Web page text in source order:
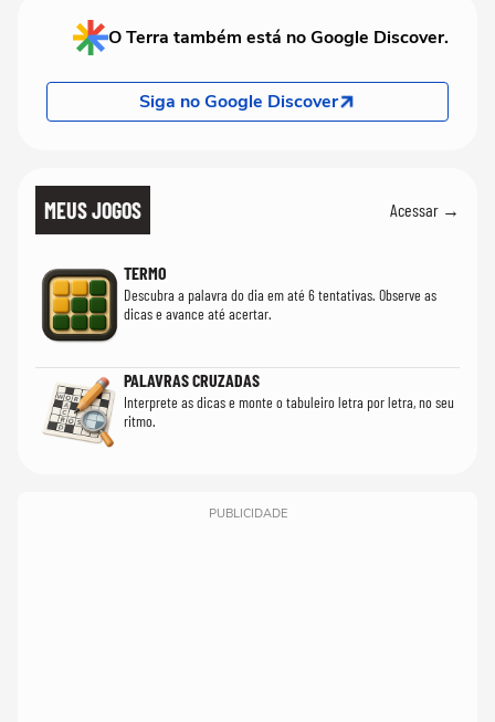
O Terra também está no Google Discover.
Siga no Google Discover
MEUS JOGOS Acessar →
TERMO
Descubra a palavra do dia em até 6 tentativas. Observe as
dicas e avance até acertar.
PALAVRAS CRUZADAS
Interprete as dicas e monte o tabuleiro letra por letra, no seu
ritmo.
PUBLICIDADE